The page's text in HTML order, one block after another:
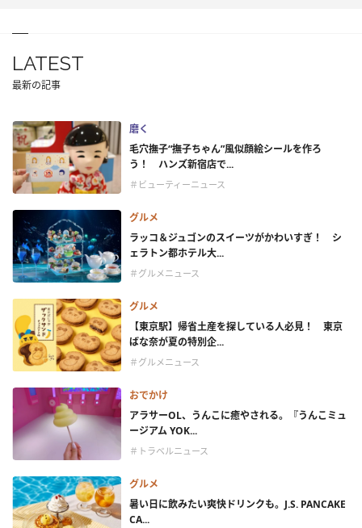
LATEST
最新の記事
磨く
毛穴撫子“撫子ちゃん”風似顔絵シールを作ろ
う！ ハンズ新宿店で...
＃ビューティーニュース
グルメ
ラッコ＆ジュゴンのスイーツがかわいすぎ！ シ
ェラトン都ホテル大...
＃グルメニュース
グルメ
【東京駅】帰省土産を探している人必見！ 東京
ばな奈が夏の特別企...
＃グルメニュース
おでかけ
アラサーOL、うんこに癒やされる。『うんこミュ
ージアム YOK...
＃トラベルニュース
グルメ
暑い日に飲みたい爽快ドリンクも。J.S. PANCAKE
CA...